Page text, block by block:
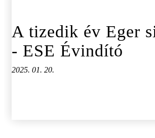
A tizedik év Eger
- ESE Évindító
2025. 01. 20.